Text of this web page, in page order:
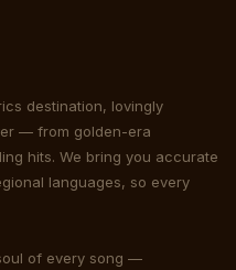
destination, lovingly
— from golden-era
hits. We bring you accurate
languages, so every
of every song —